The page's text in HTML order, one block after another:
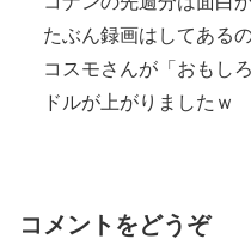
たぶん録画はしてある
コスモさんが「おもし
ドルが上がりましたｗ
コメントをどうぞ